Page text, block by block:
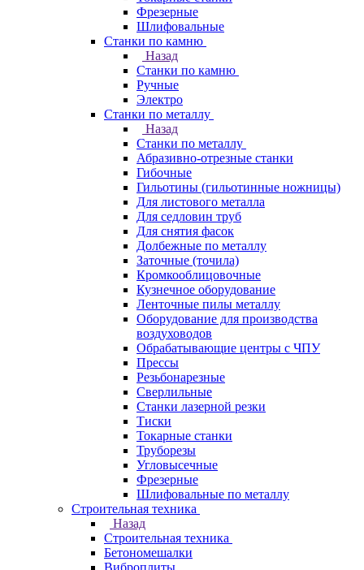
Фрезерные
Шлифовальные
Станки по камню
Назад
Станки по камню
Ручные
Электро
Станки по металлу
Назад
Станки по металлу
Абразивно-отрезные станки
Гибочные
Гильотины (гильотинные ножницы)
Для листового металла
Для седловин труб
Для снятия фасок
Долбежные по металлу
Заточные (точила)
Кромкооблицовочные
Кузнечное оборудование
Ленточные пилы металлу
Оборудование для производства
воздуховодов
Обрабатывающие центры с ЧПУ
Прессы
Резьбонарезные
Сверлильные
Станки лазерной резки
Тиски
Токарные станки
Труборезы
Угловысечные
Фрезерные
Шлифовальные по металлу
Строительная техника
Назад
Строительная техника
Бетономешалки
Виброплиты